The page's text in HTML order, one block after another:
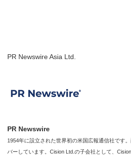
PR Newswire Asia Ltd.
PR Newswire
1954年に設立された世界初の米国広報通信社です
バーしています。Cision Ltd.の子会社として、